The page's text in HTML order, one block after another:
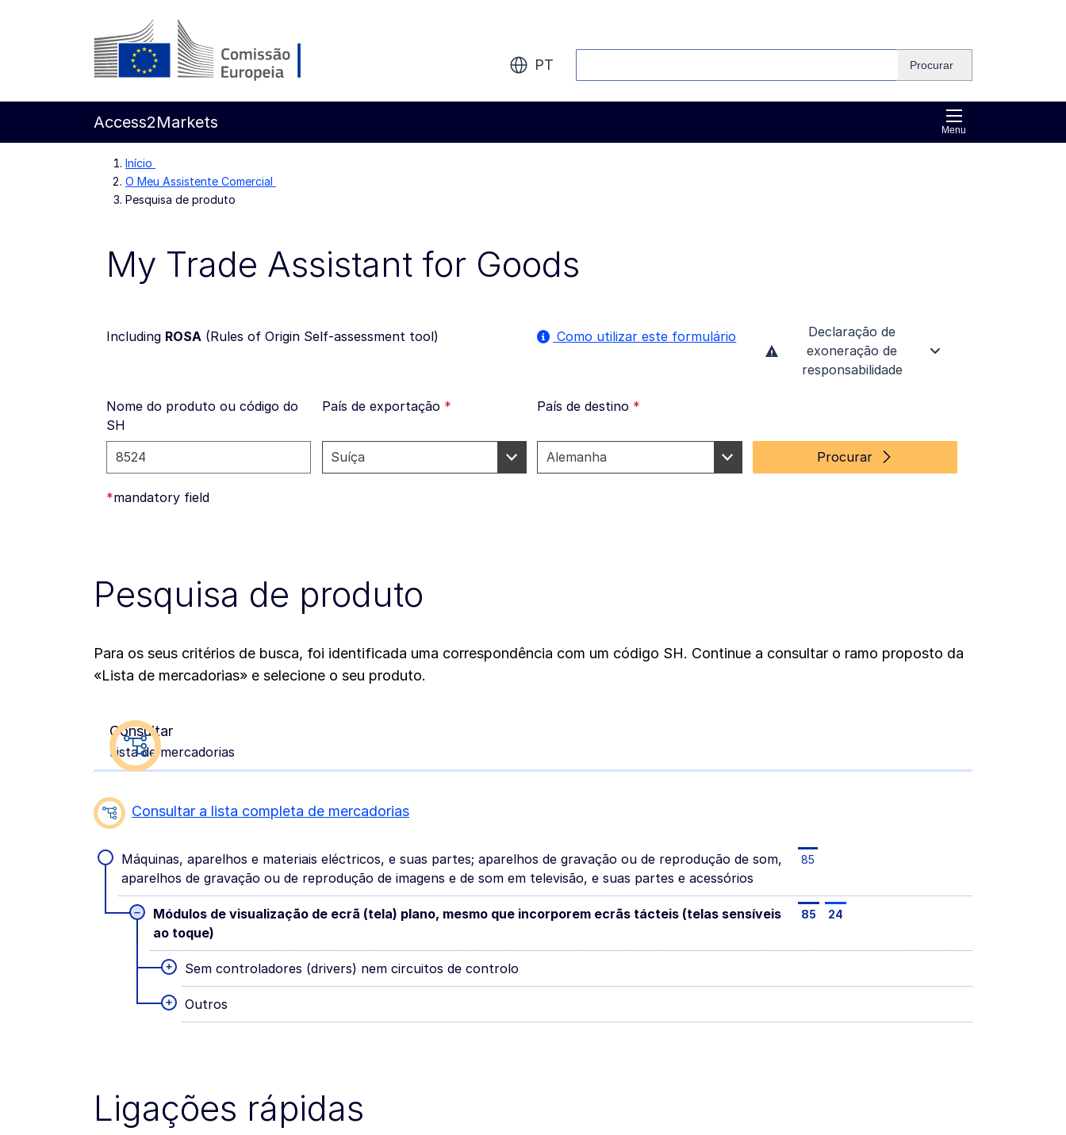
Ir para o conteúdo principal
PT Procurar
Menu
Access2Markets
Início
O Meu Assistente Comercial
Pesquisa de produto
My Trade Assistant for Goods
Including ROSA (Rules of Origin Self-assessment tool) Como utilizar este formulário
Declaração de
exoneração de
responsabilidade
Nome do produto ou código do
SH
País de exportação * País de destino *
Procurar
*mandatory field
Pesquisa de produto
Para os seus critérios de busca, foi identificada uma correspondência com um código SH. Continue a consultar o ramo proposto da
«Lista de mercadorias» e selecione o seu produto.
Consultar
Lista de mercadorias
Consultar a lista completa de mercadorias
Máquinas, aparelhos e materiais eléctricos, e suas partes; aparelhos de gravação ou de reprodução de som,
aparelhos de gravação ou de reprodução de imagens e de som em televisão, e suas partes e acessórios
85
–
Módulos de visualização de ecrã (tela) plano, mesmo que incorporem ecrãs tácteis (telas sensíveis
ao toque)
85 24
+ Sem controladores (drivers) nem circuitos de controlo
+ Outros
Ligações rápidas